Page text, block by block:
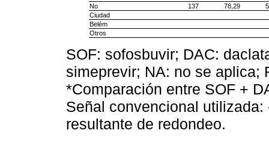
No
137 78,29
Ciudad
Belém
Otros
SOF: sofosbuvir; DAC:
simeprevir; NA: no se aplica;
*Comparación entre SOF +
Señal convencional
resultante de redondeo.